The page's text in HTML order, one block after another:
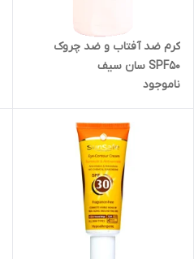
کرم ضد آفتاب و ضد چروک
SPF50 سان سیف
ناموجود